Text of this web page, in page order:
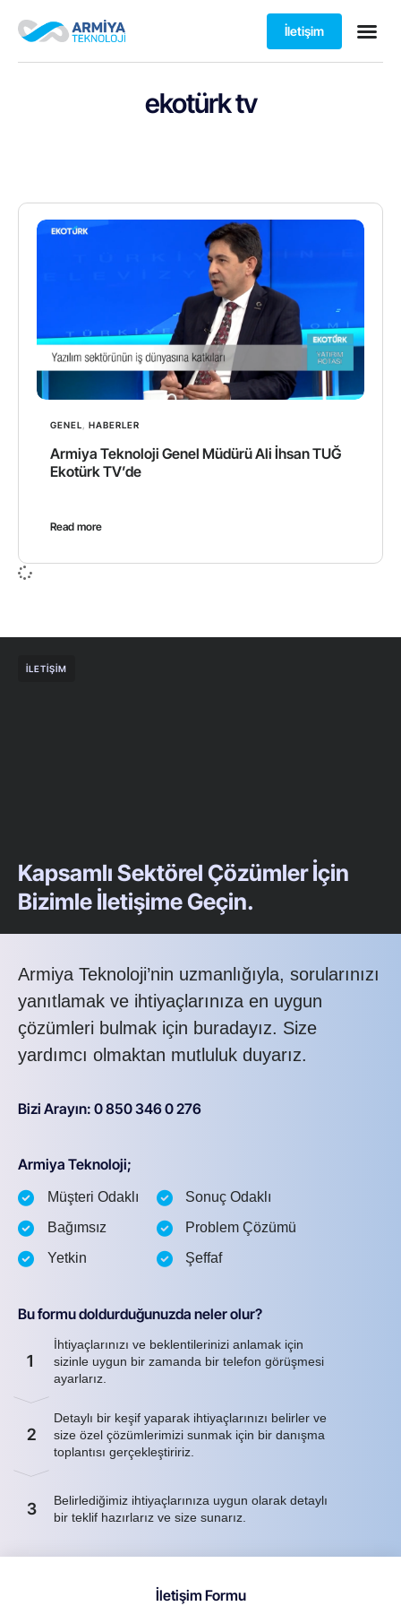
İletişim
ekotürk tv
GENEL HABERLER
Armiya Teknoloji Genel Müdürü Ali İhsan TUĞ
Ekotürk TV’de
Read more
İLETIŞIM
Kapsamlı Sektörel Çözümler İçin
Bizimle İletişime Geçin.
Armiya Teknoloji’nin uzmanlığıyla, sorularınızı
yanıtlamak ve ihtiyaçlarınıza en uygun
çözümleri bulmak için buradayız. Size
yardımcı olmaktan mutluluk duyarız.
Bizi Arayın: 0 850 346 0 276
Armiya Teknoloji;
Müşteri Odaklı
Bağımsız
Yetkin
Sonuç Odaklı
Problem Çözümü
Şeffaf
Bu formu doldurduğunuzda neler olur?
1
İhtiyaçlarınızı ve beklentilerinizi anlamak için
sizinle uygun bir zamanda bir telefon görüşmesi
ayarlarız.
2
Detaylı bir keşif yaparak ihtiyaçlarınızı belirler ve
size özel çözümlerimizi sunmak için bir danışma
toplantısı gerçekleştiririz.
3
Belirlediğimiz ihtiyaçlarınıza uygun olarak detaylı
bir teklif hazırlarız ve size sunarız.
İletişim Formu